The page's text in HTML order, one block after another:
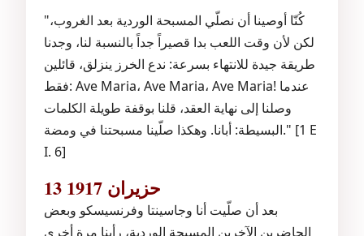
"كُنّا أوصينا أن نصلّي المسبحة الوردية بعد الغروب،
لكن لأن وقت اللعب بدا قصيراً جداً بالنسبة لنا، وجدنا
طريقة جيدة للانتهاء بسرعة: ندع الخرز ينزلق، قائلين
فقط: Ave Maria، Ave Maria، Ave Maria! عندما
وصلنا إلى نهاية العقد، قلنا بوقفة طويلة الكلمات
البسيطة: أبانا. وهكذا صلّينا مسبحتنا في ومضة." [1 E
I. 6]
13 حزيران 1917
بعد أن صلّيت أنا وجاسينتا وفرنسيسكو وبعض
الحاضرين الآخرين المسبحة الوردية، رأينا مرة أخرى